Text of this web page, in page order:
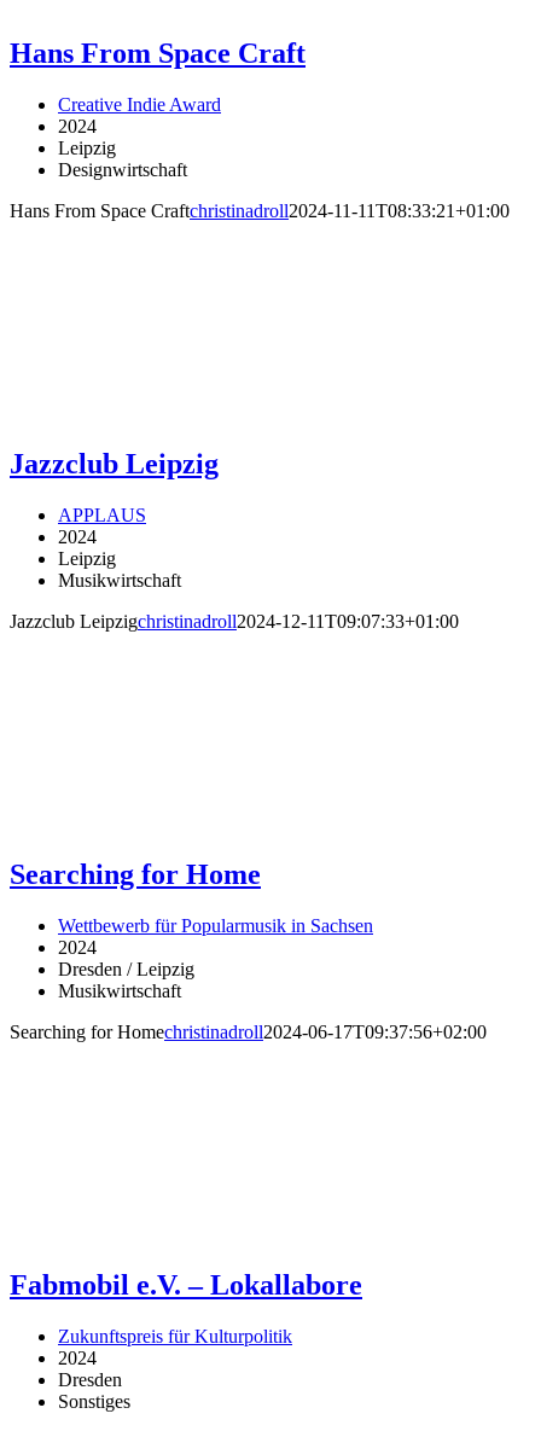
Hans From Space Craft
Creative Indie Award
2024
Leipzig
Designwirtschaft
Hans From Space Craftchristinadroll2024-11-11T08:33:21+01:00
Jazzclub Leipzig
APPLAUS
2024
Leipzig
Musikwirtschaft
Jazzclub Leipzigchristinadroll2024-12-11T09:07:33+01:00
Searching for Home
Wettbewerb für Popularmusik in Sachsen
2024
Dresden / Leipzig
Musikwirtschaft
Searching for Homechristinadroll2024-06-17T09:37:56+02:00
Fabmobil e.V. – Lokallabore
Zukunftspreis für Kulturpolitik
2024
Dresden
Sonstiges